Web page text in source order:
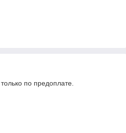
по предоплате.